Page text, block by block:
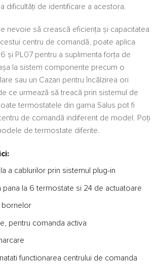
dificultăți de identificare a acestora.
nevoie să crească eficiența și capacitatea
centru de comandă, poate aplica
și PL07 pentru a suplimenta forța de
la sistem componente precum o
sau un Cazan pentru încălzirea ori
ce urmează să treacă prin sistemul de
termostatele din gama Salus pot fi
de comandă indiferent de model. Poți
de termostate diferite.
a cablurilor prin sistemul plug-in
pana la 6 termostate si 24 de actuatoare
bornelor
pentru comanda activa
functionarea centrului de comanda